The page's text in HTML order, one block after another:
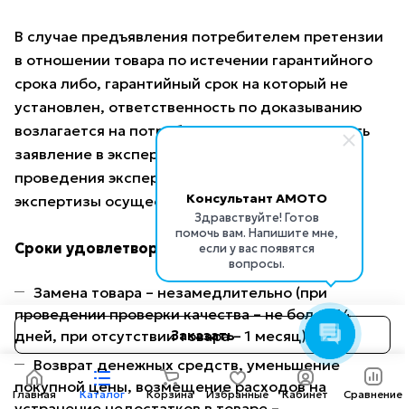
Консультант AMOTO
Здравствуйте! Готов
помочь вам. Напишите мне,
если у вас появятся
вопросы.
Заказать
В случае предъявления потребителем претензии
в отношении товара по истечении гарантийного
срока либо, гарантийный срок на который не
установлен, ответственность по доказыванию
возлагается на потребителя: он должен подать
заявление в экспертную организацию для
проведения экспертизы товара. Оплата
экспертизы осуществляется продавцом.
Сроки удовлетворения требований
Замена товара – незамедлительно (при
проведении проверки качества – не более 14
дней, при отсутствии товара – 1 месяц).
Возврат денежных средств, уменьшение
покупной цены, возмещение расходов на
Главная Каталог Корзина Избранные Кабинет Сравнение